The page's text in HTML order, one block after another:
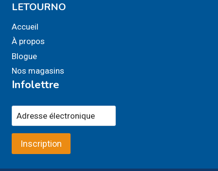
LETOURNO
Accueil
À propos
Blogue
Nos magasins
Infolettre
Inscription